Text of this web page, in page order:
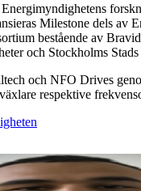
Milestone dels av
bestående av
och Stockholms
och NFO Drives
respektive